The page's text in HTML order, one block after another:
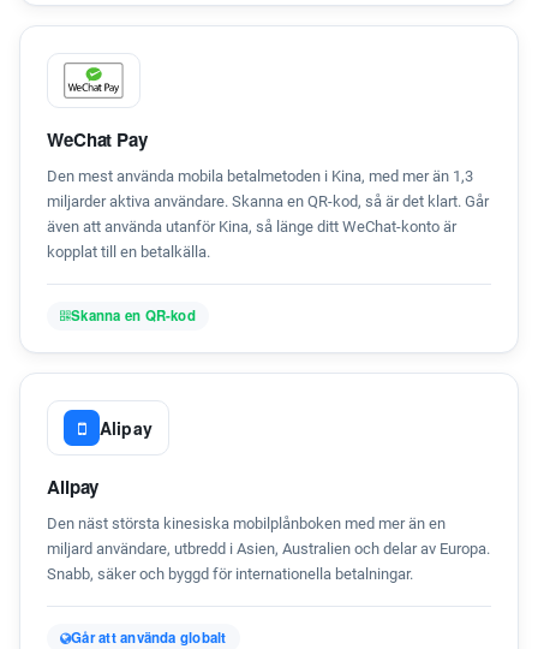
WeChat Pay
Den mest använda mobila betalmetoden i Kina, med mer än 1,3
miljarder aktiva användare. Skanna en QR-kod, så är det klart. Går
även att använda utanför Kina, så länge ditt WeChat-konto är
kopplat till en betalkälla.
Skanna en QR-kod
Alipay
Alipay
Den näst största kinesiska mobilplånboken med mer än en
miljard användare, utbredd i Asien, Australien och delar av Europa.
Snabb, säker och byggd för internationella betalningar.
Går att använda globalt